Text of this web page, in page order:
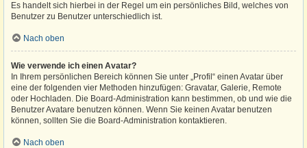
Es handelt sich hierbei in der Regel um ein persönliches Bild, welches von
Benutzer zu Benutzer unterschiedlich ist.
Nach oben
Wie verwende ich einen Avatar?
In Ihrem persönlichen Bereich können Sie unter „Profil“ einen Avatar über
eine der folgenden vier Methoden hinzufügen: Gravatar, Galerie, Remote
oder Hochladen. Die Board-Administration kann bestimmen, ob und wie die
Benutzer Avatare benutzen können. Wenn Sie keinen Avatar benutzen
können, sollten Sie die Board-Administration kontaktieren.
Nach oben